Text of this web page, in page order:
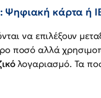
Ψηφιακή κάρτα ή
να επιλέξουν
ποσό αλλά
λογαριασμό. Τα